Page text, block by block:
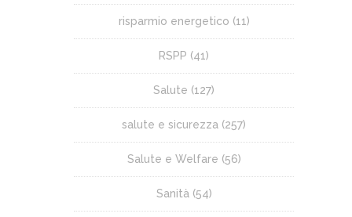
risparmio energetico (11)
RSPP (41)
Salute (127)
salute e sicurezza (257)
Salute e Welfare (56)
Sanità(54)